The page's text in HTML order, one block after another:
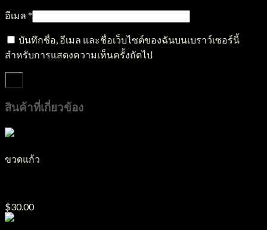
อีเมล *
บันทึกชื่อ, อีเมล และชื่อเว็บไซต์ของฉันบนเบราว์เซอร์นี้
สำหรับการแสดงความเห็นครั้งถัดไป
สินค้าที่เกี่ยวข้อง
ขวดแก้ว
$30.00